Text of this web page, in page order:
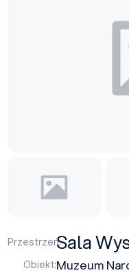
Przestrzeń:Sala
Obiekt:Muzeum